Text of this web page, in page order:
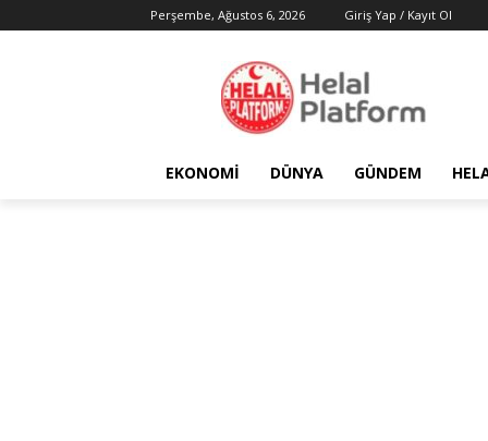
Perşembe, Ağustos 6, 2026 Giriş Yap / Kayıt Ol
EKONOMI DÜNYA GÜNDEM